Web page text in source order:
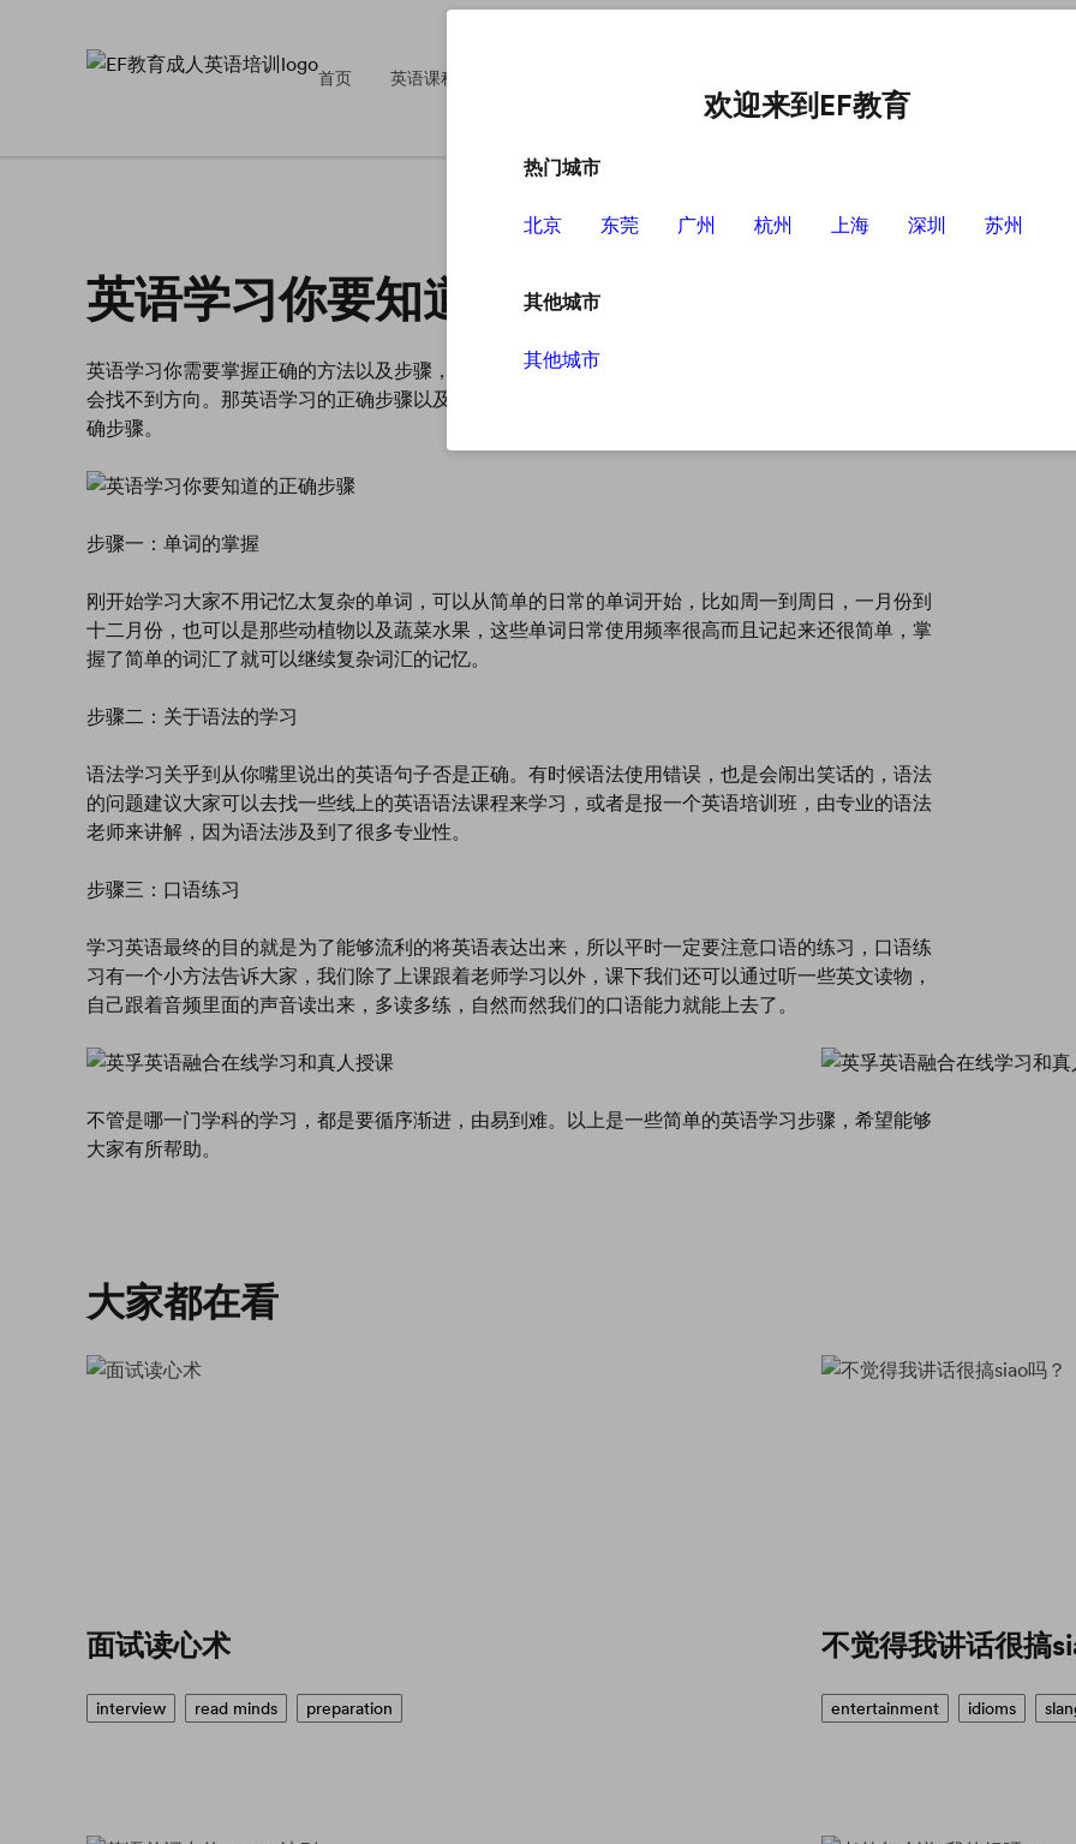
首页 英语课程
英语学习你要知道的正确步骤
英语学习你需要掌握正确的方法以及步骤，要知道如何入手从哪个方向入手，这样在学习的时候才不
会找不到方向。那英语学习的正确步骤以及方法都有哪些呢？今天就有我来给大家说说英语学习的正
确步骤。
步骤一：单词的掌握
刚开始学习大家不用记忆太复杂的单词，可以从简单的日常的单词开始，比如周一到周日，一月份到
十二月份，也可以是那些动植物以及蔬菜水果，这些单词日常使用频率很高而且记起来还很简单，掌
握了简单的词汇了就可以继续复杂词汇的记忆。
步骤二：关于语法的学习
语法学习关乎到从你嘴里说出的英语句子否是正确。有时候语法使用错误，也是会闹出笑话的，语法
的问题建议大家可以去找一些线上的英语语法课程来学习，或者是报一个英语培训班，由专业的语法
老师来讲解，因为语法涉及到了很多专业性。
步骤三：口语练习
学习英语最终的目的就是为了能够流利的将英语表达出来，所以平时一定要注意口语的练习，口语练
习有一个小方法告诉大家，我们除了上课跟着老师学习以外，课下我们还可以通过听一些英文读物，
自己跟着音频里面的声音读出来，多读多练，自然而然我们的口语能力就能上去了。
不管是哪一门学科的学习，都是要循序渐进，由易到难。以上是一些简单的英语学习步骤，希望能够
大家有所帮助。
大家都在看
面试读心术
interview read minds preparation
不觉得我讲话很搞
entertainment idioms
欢迎来到EF教育
热门城市
北京 东莞 广州 杭州 上海 深圳 苏州
其他城市
其他城市